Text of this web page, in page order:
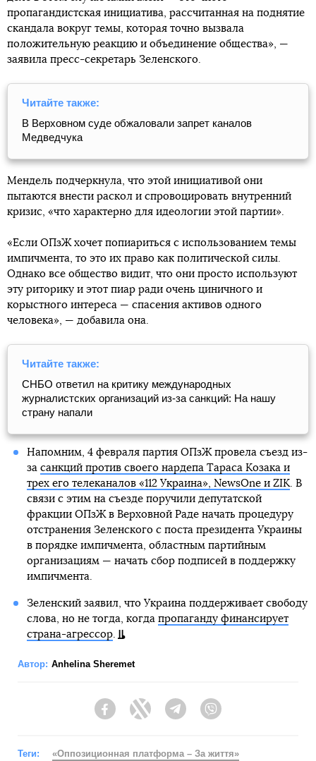
пропагандистская инициатива, рассчитанная на поднятие
скандала вокруг темы, которая точно вызвала
положительную реакцию и объединение общества», —
заявила пресс-секретарь Зеленского.
Читайте также:
В Верховном суде обжаловали запрет каналов
Медведчука
Мендель подчеркнула, что этой инициативой они
пытаются внести раскол и спровоцировать внутренний
кризис, «что характерно для идеологии этой партии».
«Если ОПзЖ хочет попиариться с использованием темы
импичмента, то это их право как политической силы.
Однако все общество видит, что они просто используют
эту риторику и этот пиар ради очень циничного и
корыстного интереса — спасения активов одного
человека», — добавила она.
Читайте также:
СНБО ответил на критику международных
журналистских организаций из-за санкций: На нашу
страну напали
Напомним, 4 февраля партия ОПзЖ провела съезд из-
за санкций против своего нардепа Тараса Козака и
трех его телеканалов «112 Украина», NewsOne и ZIK. В
связи с этим на съезде поручили депутатской
фракции ОПзЖ в Верховной Раде начать процедуру
отстранения Зеленского с поста президента Украины
в порядке импичмента, областным партийным
организациям — начать сбор подписей в поддержку
импичмента.
Зеленский заявил, что Украина поддерживает свободу
слова, но не тогда, когда пропаганду финансирует
страна-агрессор.
Автор: Anhelina Sheremet
FacebookTwitter Telegram
Теги:
«Оппозиционная платформа – За життя»